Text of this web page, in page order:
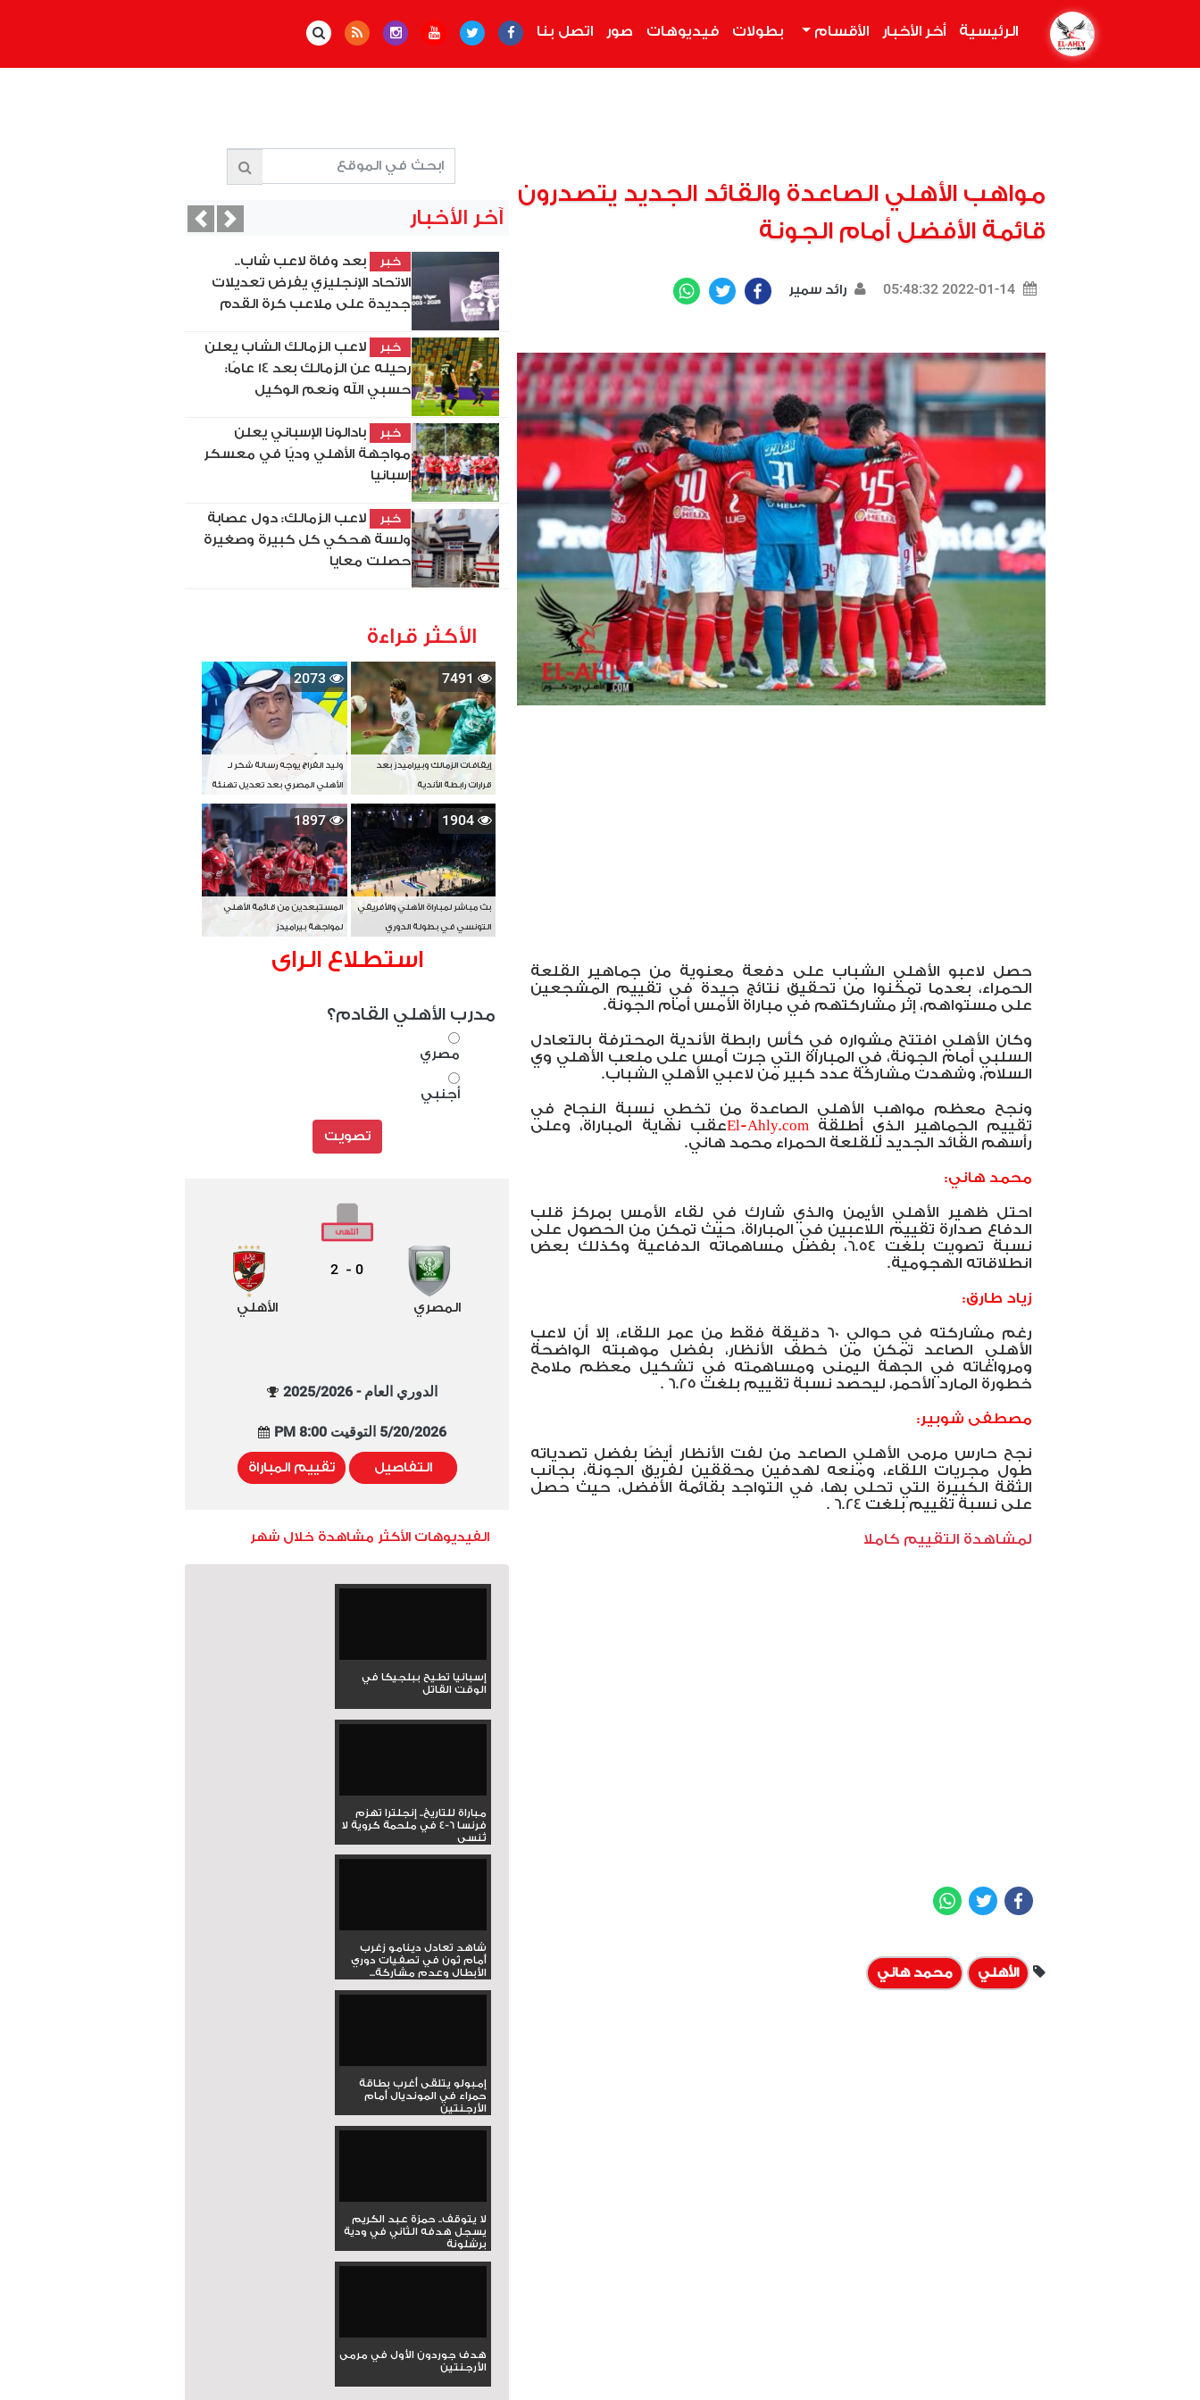
الرئيسية أخر الأخبار الأقسام بطولات فيديوهات صور اتصل بنا
مواهب الأهلي الصاعدة والقائد الجديد يتصدرون
قائمة الأفضل أمام الجونة
2022-01-14 05:48:32 رائد سمير Facebook
Twitter
حصل لاعبو الأهلي الشباب على دفعة معنوية من جماهير القلعة
الحمراء، بعدما تمكنوا من تحقيق نتائج جيدة في تقييم المشجعين
على مستواهم، إثر مشاركتهم في مباراة الأمس أمام الجونة.
وكان الأهلي افتتح مشواره في كأس رابطة الأندية المحترفة بالتعادل
السلبي أمام الجونة، في المباراة التي جرت أمس على ملعب الأهلي وي
السلام، وشهدت مشاركة عدد كبير من لاعبي الأهلي الشباب.
ونجح معظم مواهب الأهلي الصاعدة من تخطي نسبة النجاح في
تقييم الجماهير الذي أطلقه El-Ahly.comعقب نهاية المباراة، وعلى
رأسهم القائد الجديد للقلعة الحمراء محمد هاني.
محمد هاني:
احتل ظهير الأهلي الأيمن والذي شارك في لقاء الأمس بمركز قلب
الدفاع صدارة تقييم اللاعبين في المباراة، حيث تمكن من الحصول على
نسبة تصويت بلغت 6.54، بفضل مساهماته الدفاعية وكذلك بعض
انطلاقاته الهجومية.
زياد طارق:
رغم مشاركته في حوالي 60 دقيقة فقط من عمر اللقاء، إلا أن لاعب
الأهلي الصاعد تمكن من خطف الأنظار، بفضل موهبته الواضحة
ومرواغاته في الجهة اليمنى ومساهمته في تشكيل معظم ملامح
خطورة المارد الأحمر، ليحصد نسبة تقييم بلغت 6.25 .
مصطفى شوبير:
نجح حارس مرمى الأهلي الصاعد من لفت الأنظار أيضًا بفضل تصدياته
طول مجريات اللقاء، ومنعه لهدفين محققين لفريق الجونة، بجانب
الثقة الكبيرة التي تحلى بها، في التواجد بقائمة الأفضل، حيث حصل
على نسبة تقييم بلغت 6.24 .
لمشاهدة التقييم كاملا
Facebook
Twitter
الأهلي محمد هاني
آخر الأخبار
خبر
بعد وفاة لاعب شاب..
الاتحاد الإنجليزي يفرض تعديلات
جديدة على ملاعب كرة القدم
خبر
لاعب الزمالك الشاب يعلن
رحيله عن الزمالك بعد 14 عامًا:
حسبي الله ونعم الوكيل
خبر
بادالونا الإسباني يعلن
مواجهة الأهلي وديًا في معسكر
إسبانيا
خبر
لاعب الزمالك: دول عصابة
ولسة هحكي كل كبيرة وصغيرة
حصلت معايا
PreviousNext
الأكثر قراءة
7491
إيقافات الزمالك وبيراميدز بعد
قرارات رابطة الأندية
2073
وليد الفراج يوجه رسالة شكر لـ
الأهلي المصري بعد تعديل تهنئة
بطل آسيا
1904
بث مباشر لمباراة الأهلي والأفريقي
التونسي في بطولة الدوري
1897
المستبعدين من قائمة الأهلي
لمواجهة بيراميدز
استطلاع الراى
مدرب الأهلي القادم؟
مصري
أجنبي
تصويت
المصري
0
-
2
الأهلي
الدوري العام - 2025/2026
5/20/2026 التوقيت 8:00 PM
التفاصيل تقييم المباراة
الفيديوهات الأكثر مشاهدة خلال شهر
إسبانيا تطيح ببلجيكا في
الوقت القاتل
مباراة للتاريخ.. إنجلترا تهزم
فرنسا 6-4 في ملحمة كروية لا
تُنسى
شاهد تعادل دينامو زغرب
أمام ثون في تصفيات دوري
الأبطال وعدم مشاركة...
إمبولو يتلقى أغرب بطاقة
حمراء في المونديال أمام
الأرجنتين
لا يتوقف.. حمزة عبد الكريم
يسجل هدفه الثاني في ودية
برشلونة
هدف جوردون الأول في مرمى
الأرجنتين